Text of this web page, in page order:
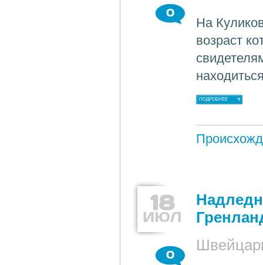
0
На
возраст
ПОДРОБНЕЕ
18
ИЮЛ
0